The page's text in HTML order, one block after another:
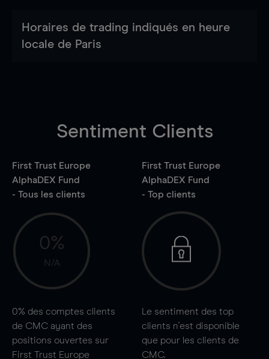
Horaires de trading indiqués en heure
locale de Paris
Sentiment Clients
First Trust Europe
AlphaDEX Fund
- Tous les clients
0%
N/A
0% des comptes clients
de CMC ayant des
positions ouvertes sur
First Trust Europe
First Trust Europe
AlphaDEX Fund
- Top clients
Le sentiment des top
clients n'est disponible
que pour les clients de
CMC.